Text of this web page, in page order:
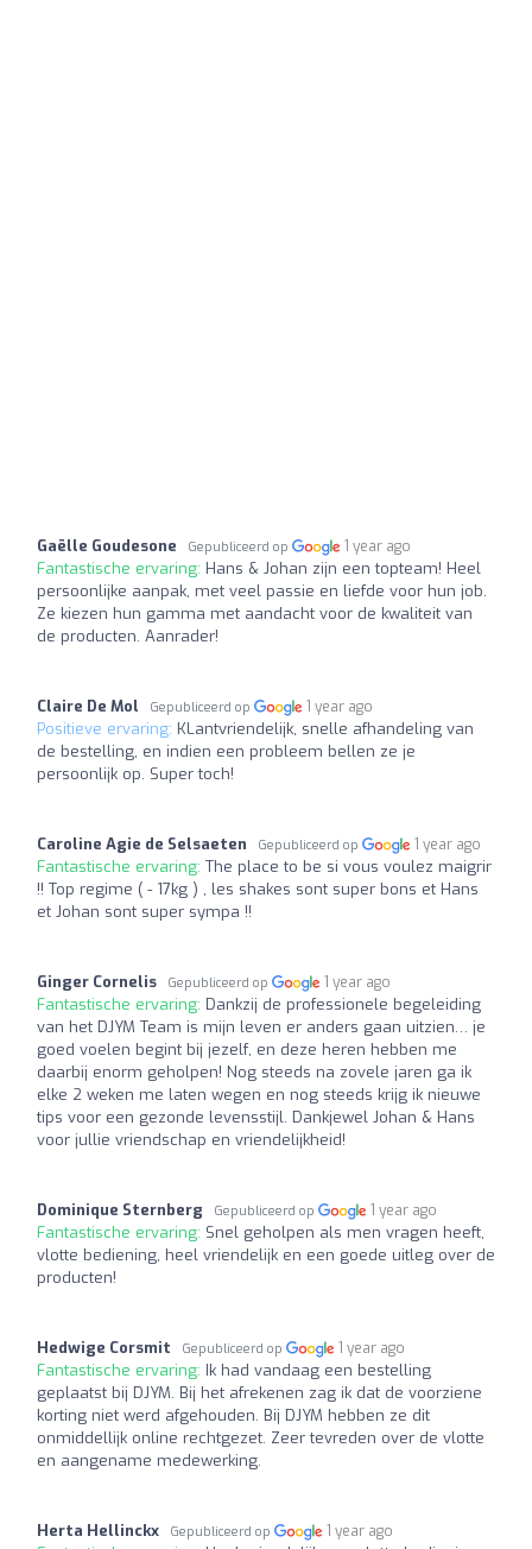
Gaëlle Goudesone Gepubliceerd op 1 year ago
Fantastische ervaring: Hans & Johan zijn een topteam! Heel
persoonlijke aanpak, met veel passie en liefde voor hun job.
Ze kiezen hun gamma met aandacht voor de kwaliteit van
de producten. Aanrader!
Claire De Mol Gepubliceerd op 1 year ago
Positieve ervaring: KLantvriendelijk, snelle afhandeling van
de bestelling, en indien een probleem bellen ze je
persoonlijk op. Super toch!
Caroline Agie de Selsaeten Gepubliceerd op 1 year ago
Fantastische ervaring: The place to be si vous voulez maigrir
!! Top regime ( - 17kg ) , les shakes sont super bons et Hans
et Johan sont super sympa !!
Ginger Cornelis Gepubliceerd op 1 year ago
Fantastische ervaring: Dankzij de professionele begeleiding
van het DJYM Team is mijn leven er anders gaan uitzien… je
goed voelen begint bij jezelf, en deze heren hebben me
daarbij enorm geholpen! Nog steeds na zovele jaren ga ik
elke 2 weken me laten wegen en nog steeds krijg ik nieuwe
tips voor een gezonde levensstijl. Dankjewel Johan & Hans
voor jullie vriendschap en vriendelijkheid!
Dominique Sternberg Gepubliceerd op 1 year ago
Fantastische ervaring: Snel geholpen als men vragen heeft,
vlotte bediening, heel vriendelijk en een goede uitleg over de
producten!
Hedwige Corsmit Gepubliceerd op 1 year ago
Fantastische ervaring: Ik had vandaag een bestelling
geplaatst bij DJYM. Bij het afrekenen zag ik dat de voorziene
korting niet werd afgehouden. Bij DJYM hebben ze dit
onmiddellijk online rechtgezet. Zeer tevreden over de vlotte
en aangename medewerking.
Herta Hellinckx Gepubliceerd op 1 year ago